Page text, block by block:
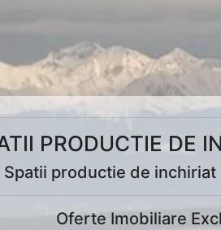
PRODUCTIE DE
Spatii productie de inchiriat
Oferte Imobiliare